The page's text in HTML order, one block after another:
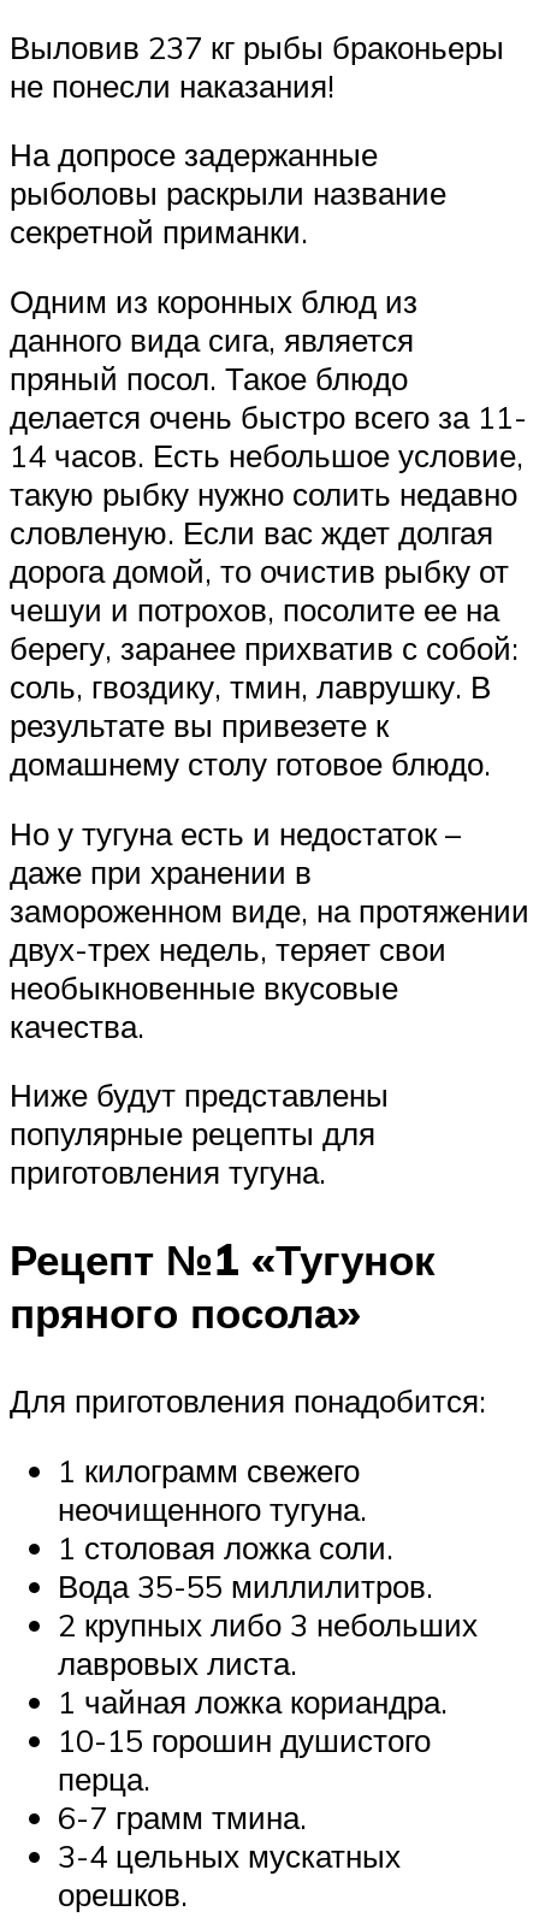
Выловив 237 кг рыбы браконьеры
не понесли наказания!
На допросе задержанные
рыболовы раскрыли название
секретной приманки.
Одним из коронных блюд из
данного вида сига, является
пряный посол. Такое блюдо
делается очень быстро всего за 11-
14 часов. Есть небольшое условие,
такую рыбку нужно солить недавно
словленую. Если вас ждет долгая
дорога домой, то очистив рыбку от
чешуи и потрохов, посолите ее на
берегу, заранее прихватив с собой:
соль, гвоздику, тмин, лаврушку. В
результате вы привезете к
домашнему столу готовое блюдо.
Но у тугуна есть и недостаток –
даже при хранении в
замороженном виде, на протяжении
двух-трех недель, теряет свои
необыкновенные вкусовые
качества.
Ниже будут представлены
популярные рецепты для
приготовления тугуна.
Рецепт №1 «Тугунок
пряного посола»
Для приготовления понадобится:
1 килограмм свежего
неочищенного тугуна.
1 столовая ложка соли.
Вода 35-55 миллилитров.
2 крупных либо 3 небольших
лавровых листа.
1 чайная ложка кориандра.
10-15 горошин душистого
перца.
6-7 грамм тмина.
3-4 цельных мускатных
орешков.